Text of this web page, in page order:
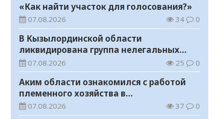
«Как найти участок для голосования?»
07.08.2026 34 0
В Кызылординской области
ликвидирована группа нелегальных
добытчиков золота
07.08.2026 25 0
Аким области ознакомился с работой
племенного хозяйства в
Жанакорганском районе
07.08.2026 37 0